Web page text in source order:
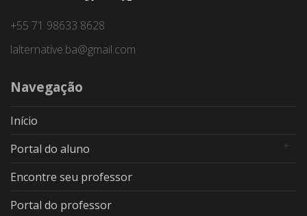
+55 71 98633 8628
lalternative.ba@gmail.com
Navegação
Início
Portal do aluno
Encontre seu professor
Portal do professor